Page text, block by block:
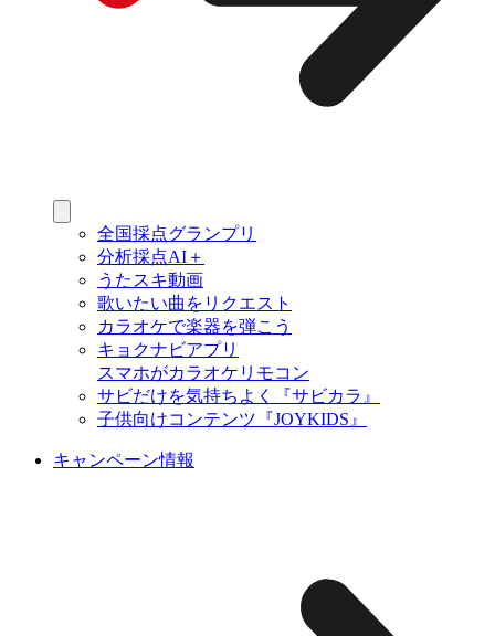
全国採点グランプリ
分析採点AI＋
うたスキ動画
歌いたい曲をリクエスト
カラオケで楽器を弾こう
キョクナビアプリ
スマホがカラオケリモコン
サビだけを気持ちよく『サビカラ』
子供向けコンテンツ『JOYKIDS』
キャンペーン情報